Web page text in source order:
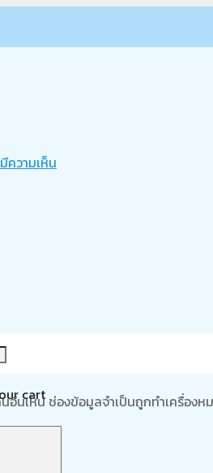
cart
ความเห็น
อื่นเห็น ช่องข้อมูลจำเป็นถูกทำเครื่องห